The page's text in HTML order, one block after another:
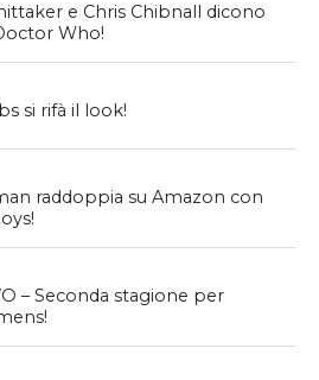
e Chris Chibnall dicono
Who!
si rifà il look!
raddoppia su Amazon con
– Seconda stagione per